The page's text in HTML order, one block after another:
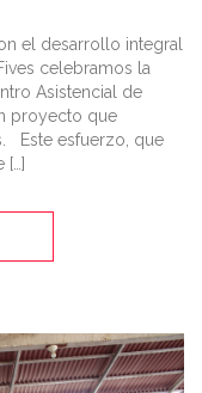
el desarrollo integral
celebramos la
Asistencial de
proyecto que
Este esfuerzo, que
[…]